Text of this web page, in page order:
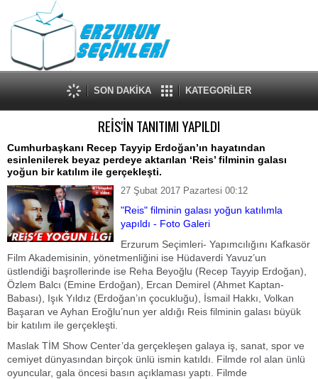
SON DAKİKA KATEGORİLER
REİS'İN TANITIMI YAPILDI
Cumhurbaşkanı Recep Tayyip Erdoğan’ın hayatından
esinlenilerek beyaz perdeye aktarılan ‘Reis’ filminin galası
yoğun bir katılım ile gerçekleşti.
27 Şubat 2017 Pazartesi 00:12
"Reis" filminin galası yoğun katılımla
yapıldı - Foto Galeri
Erzurum Seçimleri- Yapımcılığını Kafkasör
Film Akademisinin, yönetmenliğini ise Hüdaverdi Yavuz’un
üstlendiği başrollerinde ise Reha Beyoğlu (Recep Tayyip Erdoğan),
Özlem Balcı (Emine Erdoğan), Ercan Demirel (Ahmet Kaptan-
Babası), Işık Yıldız (Erdoğan’ın çocukluğu), İsmail Hakkı, Volkan
Başaran ve Ayhan Eroğlu’nun yer aldığı Reis filminin galası büyük
bir katılım ile gerçekleşti.
Maslak TİM Show Center’da gerçekleşen galaya iş, sanat, spor ve
cemiyet dünyasından birçok ünlü ismin katıldı. Filmde rol alan ünlü
oyuncular, gala öncesi basın açıklaması yaptı. Filmde